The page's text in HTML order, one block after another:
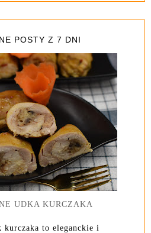
POSTY Z 7 DNI
UDKA KURCZAKA
kurczaka to eleganckie i